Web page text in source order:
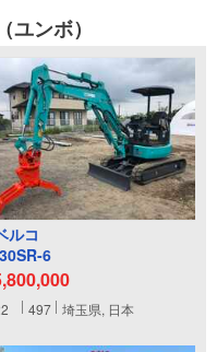
ンボ）
ルコ
6
497 埼玉県, 日本